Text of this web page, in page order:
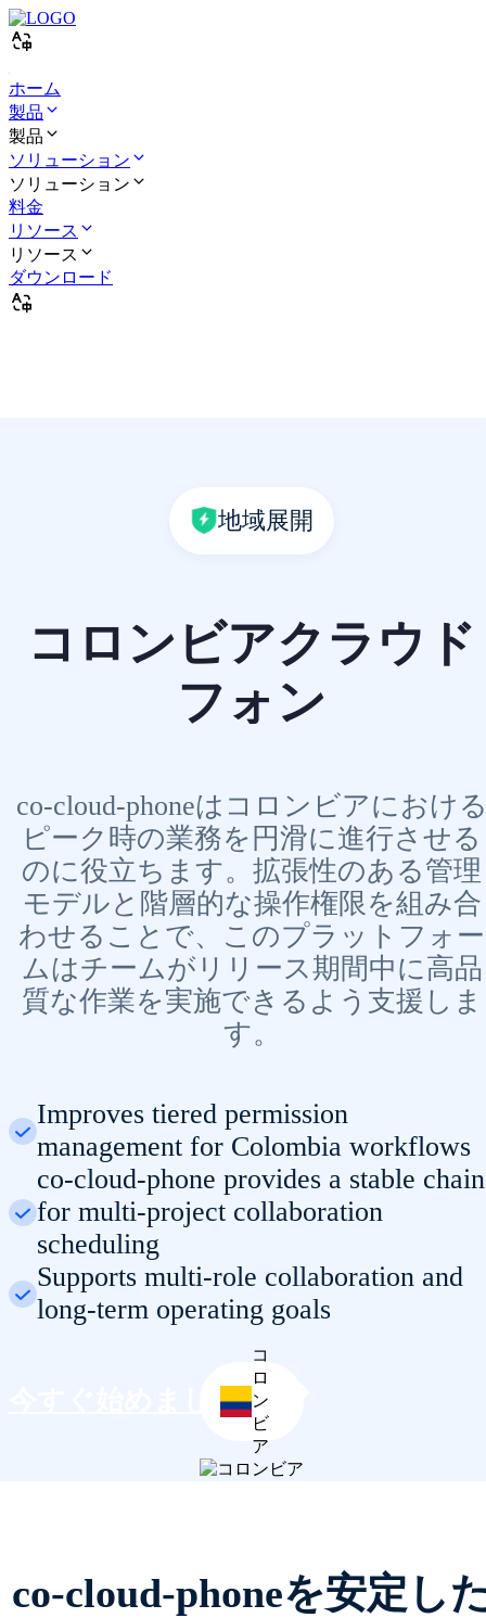
ホーム
製品
製品
ソリューション
ソリューション
料金
リソース
リソース
ダウンロード
地域展開
コロンビアクラウド
フォン
co-cloud-phoneはコロンビアにおけ
ピーク時の業務を円滑に進行させる
のに役立ちます。拡張性のある管理
モデルと階層的な操作権限を組み合
わせることで、このプラットフォー
ムはチームがリリース期間中に高品
質な作業を実施できるよう支援しま
す。
Improves tiered permission
management for Colombia workflows
co-cloud-phone provides a stable chain
for multi-project collaboration
scheduling
Supports multi-role collaboration and
long-term operating goals
今すぐ始めましょう
コ
ロ
ン
ビ
ア
co-cloud-phoneを安定し